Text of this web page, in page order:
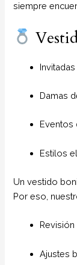
siempre
Invitadas
Damas
Eventos
Estilos
Un vestido
Por eso,
Ajustes